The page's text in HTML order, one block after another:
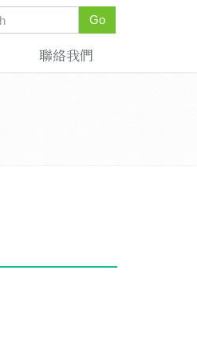
Go
聯絡我們